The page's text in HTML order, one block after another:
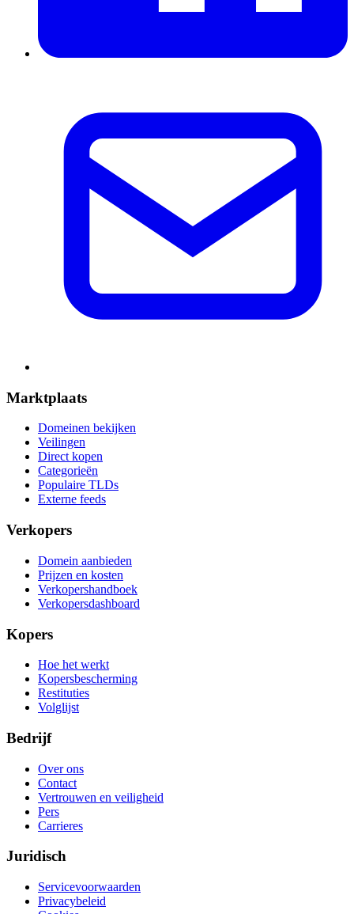
Marktplaats
Domeinen bekijken
Veilingen
Direct kopen
Categorieën
Populaire TLDs
Externe feeds
Verkopers
Domein aanbieden
Prijzen en kosten
Verkopershandboek
Verkopersdashboard
Kopers
Hoe het werkt
Kopersbescherming
Restituties
Volglijst
Bedrijf
Over ons
Contact
Vertrouwen en veiligheid
Pers
Carrieres
Juridisch
Servicevoorwaarden
Privacybeleid